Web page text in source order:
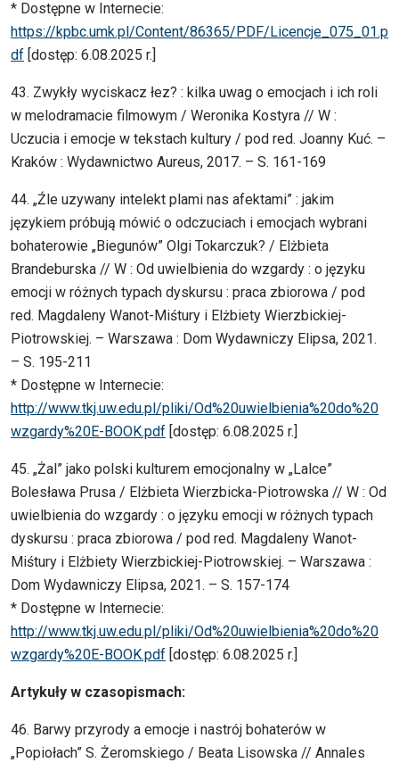
* Dostępne w Internecie:
https://kpbc.umk.pl/Content/86365/PDF/Licencje_075_01.p
df [dostęp: 6.08.2025 r.]
43. Zwykły wyciskacz łez? : kilka uwag o emocjach i ich roli
w melodramacie filmowym / Weronika Kostyra // W :
Uczucia i emocje w tekstach kultury / pod red. Joanny Kuć. –
Kraków : Wydawnictwo Aureus, 2017. – S. 161-169
44. „Źle uzywany intelekt plami nas afektami” : jakim
językiem próbują mówić o odczuciach i emocjach wybrani
bohaterowie „Biegunów” Olgi Tokarczuk? / Elżbieta
Brandeburska // W : Od uwielbienia do wzgardy : o języku
emocji w różnych typach dyskursu : praca zbiorowa / pod
red. Magdaleny Wanot-Miśtury i Elżbiety Wierzbickiej-
Piotrowskiej. – Warszawa : Dom Wydawniczy Elipsa, 2021.
– S. 195-211
* Dostępne w Internecie:
http://www.tkj.uw.edu.pl/pliki/Od%20uwielbienia%20do%20
wzgardy%20E-BOOK.pdf [dostęp: 6.08.2025 r.]
45. „Żal” jako polski kulturem emocjonalny w „Lalce”
Bolesława Prusa / Elżbieta Wierzbicka-Piotrowska // W : Od
uwielbienia do wzgardy : o języku emocji w różnych typach
dyskursu : praca zbiorowa / pod red. Magdaleny Wanot-
Miśtury i Elżbiety Wierzbickiej-Piotrowskiej. – Warszawa :
Dom Wydawniczy Elipsa, 2021. – S. 157-174
* Dostępne w Internecie:
http://www.tkj.uw.edu.pl/pliki/Od%20uwielbienia%20do%20
wzgardy%20E-BOOK.pdf [dostęp: 6.08.2025 r.]
Artykuły w czasopismach:
46. Barwy przyrody a emocje i nastrój bohaterów w
„Popiołach” S. Żeromskiego / Beata Lisowska // Annales